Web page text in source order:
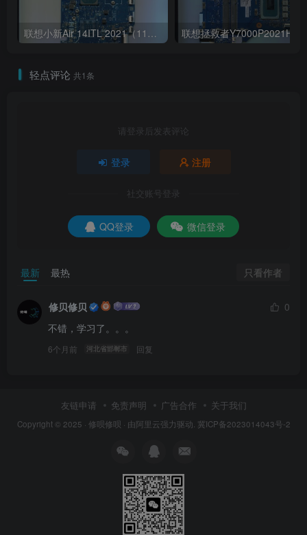
联想小新Air 14ITL 2021（11代i5 集显）版号：LA-K321P Rev:1B
轻点评论 共1条
请登录后发表评论
登录 注册
社交账号登录
QQ登录 微信登录
最新 最热 只看作者
修贝修贝
0
不错，学习了。。。
6个月前 河北省邯郸市 回复
友链申请 免责声明 广告合作 关于我们
Copyright © 2025 · 修呗修呗 · 由阿里云强力驱动. 冀ICP备2023014043号-2